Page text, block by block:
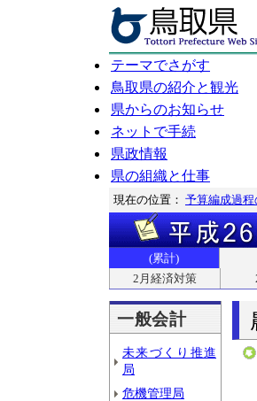
テーマでさがす
鳥取県の紹介と観光
県からのお知らせ
ネットで手続
県政情報
県の組織と仕事
現在の位置： 予算編成過程
(累計)
2月経済対策
一般会計
未来づくり推進
局
危機管理局